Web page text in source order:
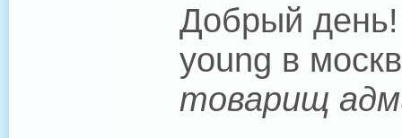
Добрый день!
young в
товарищ